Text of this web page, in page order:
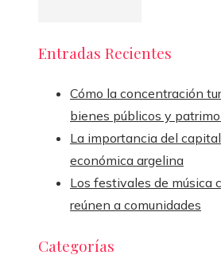
Entradas Recientes
Cómo la concentración
bienes públicos y
La importancia del
económica argelina
Los festivales de música
reúnen a comunidades
Categorías